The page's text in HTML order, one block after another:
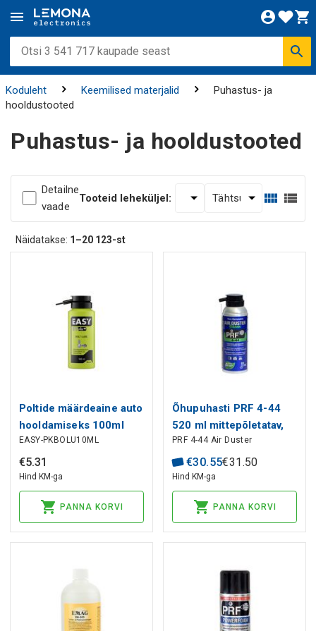
Koduleht Keemilised materjalid
Puhastus- ja
hooldustooted
Puhastus- ja hooldustooted
Detailne
vaade
Tooteid leheküljel:
Näidatakse: 1–20 123-st
Poltide määrdeaine auto
hooldamiseks 100ml
BOLT LUBE EASY
EASY-PKBOLU10ML
€5.31
Hind KM-ga
PANNA KORVI
Õhupuhasti PRF 4-44
520 ml mittepõletatav,
PRF
PRF 4-44 Air Duster
€30.55€31 .50
Hind KM-ga
PANNA KORVI